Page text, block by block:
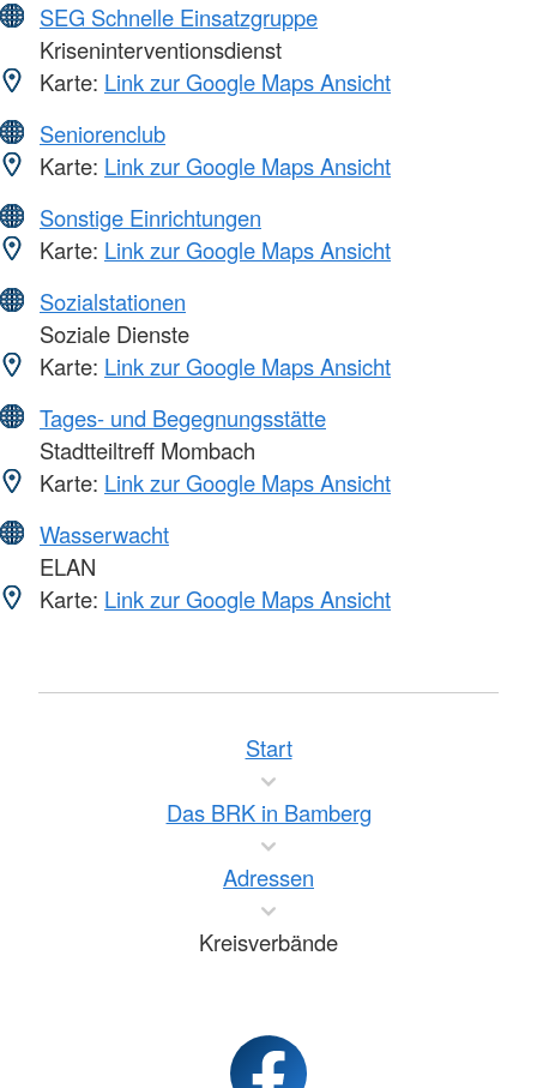
SEG Schnelle Einsatzgruppe
Kriseninterventionsdienst
Karte: Link zur Google Maps Ansicht
Seniorenclub
Karte: Link zur Google Maps Ansicht
Sonstige Einrichtungen
Karte: Link zur Google Maps Ansicht
Sozialstationen
Soziale Dienste
Karte: Link zur Google Maps Ansicht
Tages- und Begegnungsstätte
Stadtteiltreff Mombach
Karte: Link zur Google Maps Ansicht
Wasserwacht
ELAN
Karte: Link zur Google Maps Ansicht
Start
Das BRK in Bamberg
Adressen
Kreisverbände